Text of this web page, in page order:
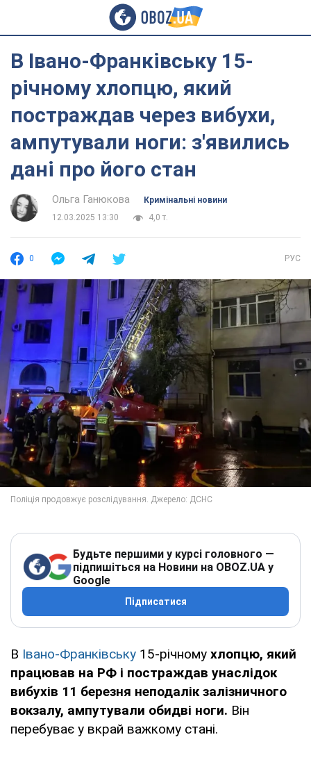
В Івано-Франківську 15-
річному хлопцю, який
постраждав через вибухи,
ампутували ноги: з'явились
дані про його стан
Ольга Ганюкова
Кримінальні новини
12.03.2025 13:30
4,0 т.
0 РУС
Будьте першими у курсі головного —
підпишіться на Новини на OBOZ.UA у
Google
Підписатися
В Івано-Франківську 15-річному хлопцю, який
працював на РФ і постраждав унаслідок
вибухів 11 березня неподалік залізничного
вокзалу, ампутували обидві ноги. Він
перебуває у вкрай важкому стані.